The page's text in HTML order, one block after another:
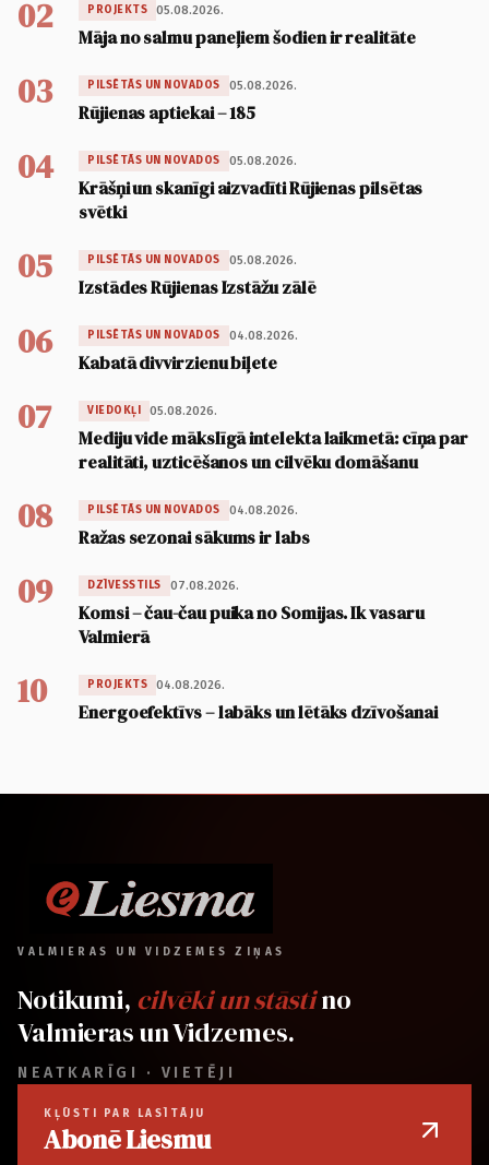
02 PROJEKTS 05.08.2026.
Māja no salmu paneļiem šodien ir realitāte
03 PILSĒTĀS UN NOVADOS 05.08.2026.
Rūjienas aptiekai – 185
04 PILSĒTĀS UN NOVADOS 05.08.2026.
Krāšņi un skanīgi aizvadīti Rūjienas pilsētas
svētki
05 PILSĒTĀS UN NOVADOS 05.08.2026.
Izstādes Rūjienas Izstāžu zālē
06 PILSĒTĀS UN NOVADOS 04.08.2026.
Kabatā divvirzienu biļete
07 VIEDOKĻI 05.08.2026.
Mediju vide mākslīgā intelekta laikmetā: cīņa par
realitāti, uzticēšanos un cilvēku domāšanu
08 PILSĒTĀS UN NOVADOS 04.08.2026.
Ražas sezonai sākums ir labs
09 DZĪVESSTILS 07.08.2026.
Komsi – čau-čau puika no Somijas. Ik vasaru
Valmierā
10 PROJEKTS 04.08.2026.
Energoefektīvs – labāks un lētāks dzīvošanai
VALMIERAS UN VIDZEMES ZIŅAS
Notikumi, cilvēki un stāstino
Valmieras un Vidzemes.
NEATKARĪGI · VIETĒJI
KĻŪSTI PAR LASĪTĀJU
Abonē Liesmu